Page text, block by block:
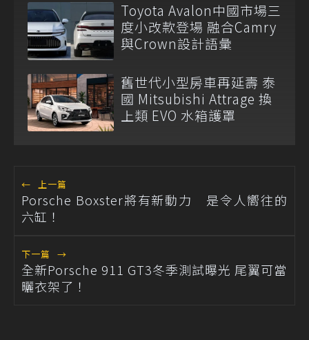
Toyota Avalon中國市場三
度小改款登場 融合Camry
與Crown設計語彙
舊世代小型房車再延壽 泰
國 Mitsubishi Attrage 換
上類 EVO 水箱護罩
← 上一篇
Porsche Boxster將有新動力 是令人嚮往的
六缸！
下一篇 →
全新Porsche 911 GT3冬季測試曝光 尾翼可當
曬衣架了！